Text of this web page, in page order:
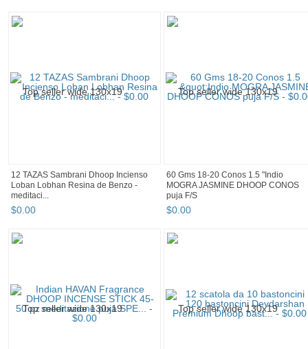
12 TAZAS Sambrani Dhoop Incienso
Loban Lobhan Resina de Benzo -
meditaci...
$0.00
60 Gms 18-20 Conos 1.5 "Indio
MOGRA JASMINE DHOOP CONOS
puja F/S
$0.00